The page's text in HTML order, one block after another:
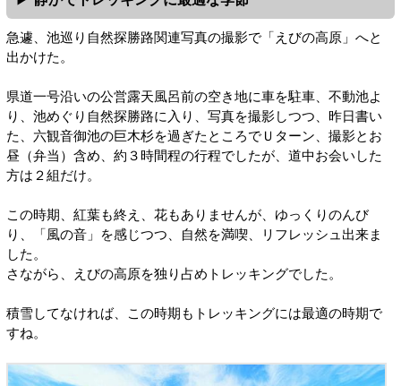
急遽、池巡り自然探勝路関連写真の撮影で「えびの高原」へと
出かけた。
県道一号沿いの公営露天風呂前の空き地に車を駐車、不動池よ
り、池めぐり自然探勝路に入り、写真を撮影しつつ、昨日書い
た、六観音御池の巨木杉を過ぎたところでＵターン、撮影とお
昼（弁当）含め、約３時間程の行程でしたが、道中お会いした
方は２組だけ。
この時期、紅葉も終え、花もありませんが、ゆっくりのんび
り、「風の音」を感じつつ、自然を満喫、リフレッシュ出来ま
した。
さながら、えびの高原を独り占めトレッキングでした。
積雪してなければ、この時期もトレッキングには最適の時期で
すね。